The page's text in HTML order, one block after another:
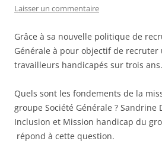
Laisser un commentaire
Grâce à sa nouvelle politique de
Générale à pour objectif de
travailleurs handicapés sur trois ans.
Quels sont les fondements de la
groupe Société Générale ?
Inclusion et Mission handicap du
répond à cette question.